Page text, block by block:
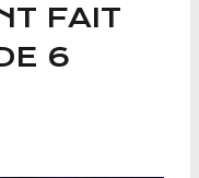
FAIT
6